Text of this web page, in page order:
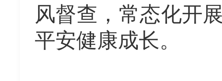
风督查，常态化开
平安健康成长。